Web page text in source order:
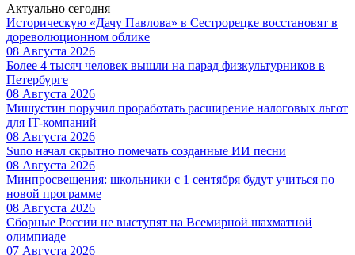
Актуально сегодня
Историческую «Дачу Павлова» в Сестрорецке восстановят в
дореволюционном облике
08 Августа 2026
Более 4 тысяч человек вышли на парад физкультурников в
Петербурге
08 Августа 2026
Мишустин поручил проработать расширение налоговых льгот
для IT-компаний
08 Августа 2026
Suno начал скрытно помечать созданные ИИ песни
08 Августа 2026
Минпросвещения: школьники с 1 сентября будут учиться по
новой программе
08 Августа 2026
Сборные России не выступят на Всемирной шахматной
олимпиаде
07 Августа 2026